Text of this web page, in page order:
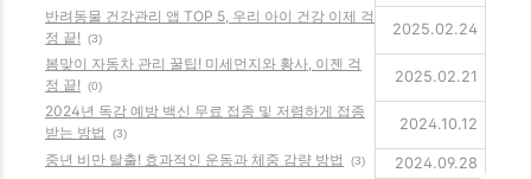
반려동물 건강관리 앱 TOP 5, 우리 아이 건강 이제 걱
정 끝! (3)
2025.02.24
봄맞이 자동차 관리 꿀팁! 미세먼지와 황사, 이젠 걱
정 끝! (0)
2025.02.21
2024년 독감 예방 백신 무료 접종 및 저렴하게 접종
받는 방법
(3)
2024.10.12
중년 비만 탈출! 효과적인 운동과 체중 감량 방법
(3) 2024.09.28